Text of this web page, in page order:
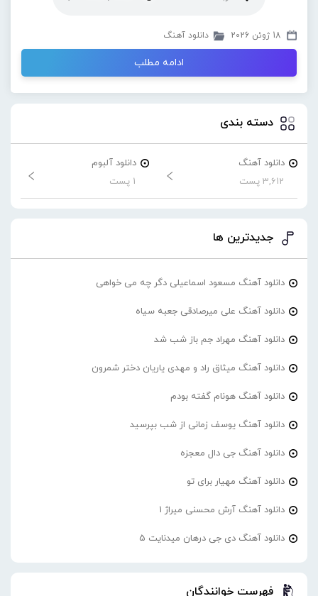
18 ژوئن 2026 دانلود آهنگ
ادامه مطلب
دسته بندی
دانلود آهنگ
3,612 پست
دانلود آلبوم
1 پست
جدیدترین ها
دانلود آهنگ مسعود اسماعیلی دگر چه می خواهی
دانلود آهنگ علی میرصادقی جعبه سیاه
دانلود آهنگ مهراد جم باز شب شد
دانلود آهنگ میثاق راد و مهدی یاریان دختر شمرون
دانلود آهنگ هونام گفته بودم
دانلود آهنگ یوسف زمانی از شب بپرسید
دانلود آهنگ جی دال معجزه
دانلود آهنگ مهیار برای تو
دانلود آهنگ آرش محسنی میراژ 1
دانلود آهنگ دی جی درهان میدنایت 5
فهرست خوانندگان